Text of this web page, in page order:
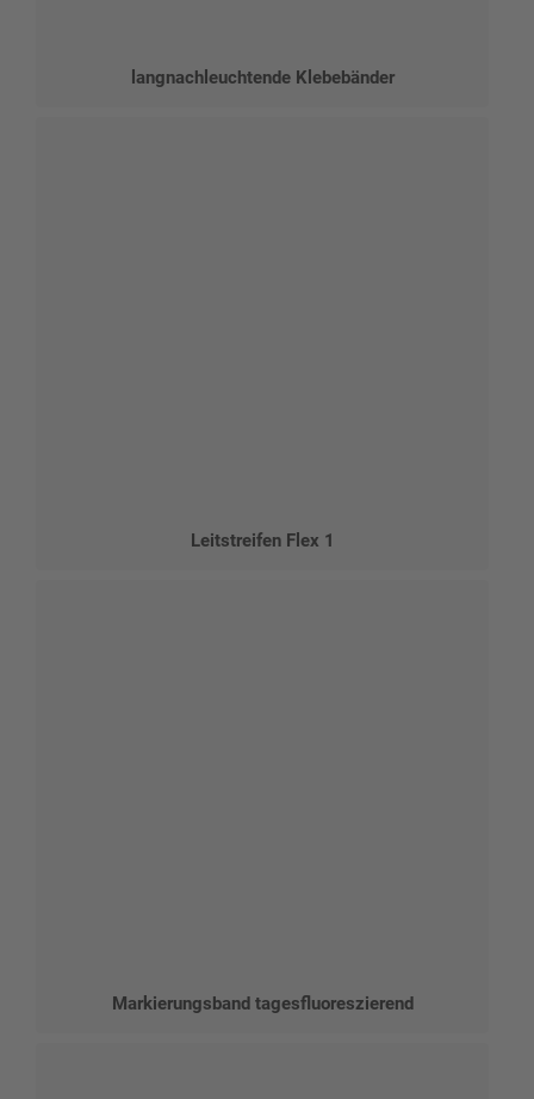
langnachleuchtende Klebebänder
Leitstreifen Flex 1
Markierungsband tagesfluoreszierend